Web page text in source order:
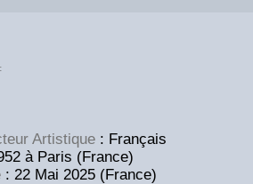
Artistique : Français
à Paris (France)
: 22 Mai 2025 (France)